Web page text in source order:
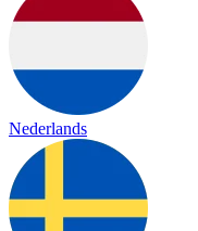
Nederlands